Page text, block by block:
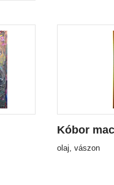
Kóbor
olaj, vászon